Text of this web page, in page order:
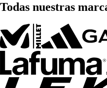
Todas nuestras